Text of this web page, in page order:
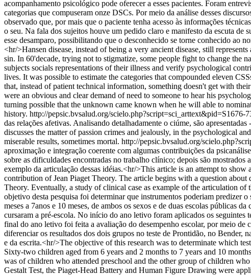
acompanhamento psicológico pode oferecer a esses pacientes. Foram
categorias que compuseram onze DSCs. Por meio da análise desses
observado que, por mais que o paciente tenha acesso às informações
o seu. Na fala dos sujeitos houve um pedido claro e manifesto da escuta de
esse desamparo, possibilitando que o desconhecido se torne conhecido ao
<hr/>Hansen disease, instead of being a very ancient disease, still
sin. In 60'decade, trying not to stigmatize, some people fight to change the
subjects socials representations of their illness and verify psychological
lives. It was possible to estimate the categories that compounded eleven
that, instead of patient technical information, something doesn't get with
were an obvious and clear demand of need to someone to hear his
turning possible that the unknown came known when he will able to
history. http://pepsic.bvsalud.org/
das relações afetivas. Analisando detalhadamente o ciúme, são
discusses the matter of passion crimes and jealously, in the psychological
miserable results, sometimes mortal. http://pepsic.bvsalud.org/
aproximação e integração coerente com algumas contribuições da
sobre as dificuldades encontradas no trabalho clínico; depois são
exemplo da articulação dessas idéias.<hr/>This article is an attempt to
contribution of Jean Piaget Theory. The article begins with a question
Theory. Eventually, a study of clinical case as example of the articulation of
objetivo desta pesquisa foi determinar que instrumentos poderiam predizer
meses a 7anos e 10 meses, de ambos os sexos e de duas escolas públicas
cursaram a pré-escola. No início do ano letivo foram aplicados os
final do ano letivo foi feita a avaliação do desempenho escolar, por meio de
diferenciar os resultados dos dois grupos no teste de Prontidão, no Bender,
e da escrita.<hr/>The objective of this research was to determinate which
Sixty-two children aged from 6 years and 2 months to 7 years and 10
was of children who attended preschool and the other group of children
Gestalt Test, the Piaget-Head Battery and Human Figure Drawing were